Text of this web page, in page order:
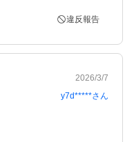
違反報告
2026/3/7
y7d*****さん